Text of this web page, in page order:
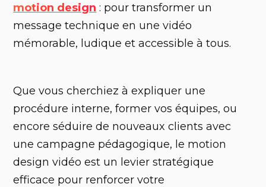
motion design : pour transformer un
message technique en une vidéo
mémorable, ludique et accessible à tous.
Que vous cherchiez à expliquer une
procédure interne, former vos équipes, ou
encore séduire de nouveaux clients avec
une campagne pédagogique, le motion
design vidéo est un levier stratégique
efficace pour renforcer votre